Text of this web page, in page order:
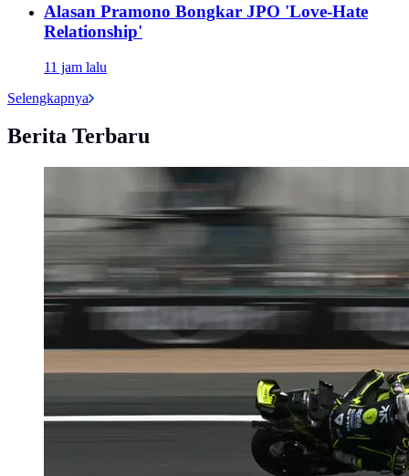
Alasan Pramono Bongkar JPO 'Love-Hate
Relationship'
11 jam lalu
Selengkapnya
Berita Terbaru